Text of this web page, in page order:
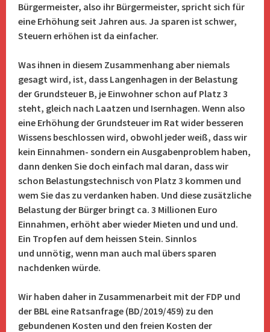
Bürgermeister, also ihr Bürgermeister, spricht sich für
eine Erhöhung seit Jahren aus. Ja sparen ist schwer,
Steuern erhöhen ist da einfacher.
Was ihnen in diesem Zusammenhang aber niemals
gesagt wird, ist, dass Langenhagen in der Belastung
der Grundsteuer B, je Einwohner schon auf Platz 3
steht, gleich nach Laatzen und Isernhagen. Wenn also
eine Erhöhung der Grundsteuer im Rat wider besseren
Wissens beschlossen wird, obwohl jeder weiß, dass wir
kein Einnahmen- sondern ein Ausgabenproblem haben,
dann denken Sie doch einfach mal daran, dass wir
schon Belastungstechnisch von Platz 3 kommen und
wem Sie das zu verdanken haben. Und diese zusätzliche
Belastung der Bürger bringt ca. 3 Millionen Euro
Einnahmen, erhöht aber wieder Mieten und und und.
Ein Tropfen auf dem heissen Stein. Sinnlos
und unnötig, wenn man auch mal übers sparen
nachdenken würde.
Wir haben daher in Zusammenarbeit mit der FDP und
der BBL eine Ratsanfrage (BD/2019/459) zu den
gebundenen Kosten und den freien Kosten der